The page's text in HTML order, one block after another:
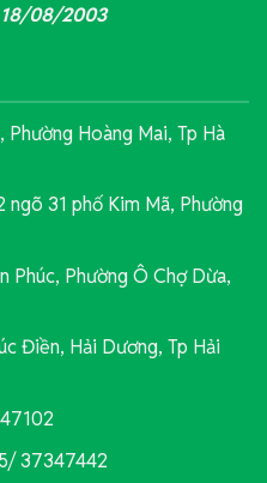
18/08/2003
Hoàng Mai, Tp Hà
31 phố Kim Mã, Phường
Phúc, Phường Ô Chợ Dừa,
Điền, Hải Dương, Tp Hải
37347442